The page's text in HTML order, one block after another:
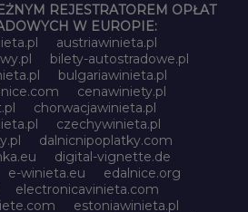
REJESTRATOREM OPŁAT
W EUROPIE:
austriawinieta.pl
bilety-autostradowe.pl
bulgariawinieta.pl
cenawiniety.pl
chorwacjawinieta.pl
czechywinieta.pl
dalnicnipoplatky.com
digital-vignette.de
e-winieta.eu
edalnice.org
electronicavinieta.com
estoniawinieta.pl